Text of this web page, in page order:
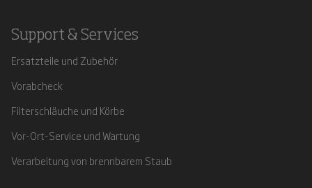
Support & Services
Ersatzteile und Zubehör
Vorabcheck
Filterschläuche und Körbe
Vor-Ort-Service und Wartung
Verarbeitung von brennbarem Staub